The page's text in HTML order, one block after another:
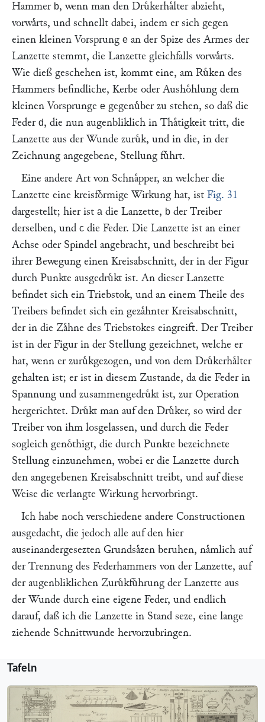
Hammer b, wenn man den Druͤkerhaͤlter abzieht,
vorwaͤrts, und schnellt dabei, indem er sich gegen
einen kleinen Vorsprung e an der Spize des Armes der
Lanzette stemmt, die Lanzette gleichfalls vorwaͤrts.
Wie dieß geschehen ist, kommt eine, am Ruͤken des
Hammers befindliche, Kerbe oder Aushoͤhlung dem
kleinen Vorsprunge e gegenuͤber zu stehen, so daß die
Feder d, die nun augenbliklich in Thaͤtigkeit tritt, die
Lanzette aus der Wunde zuruͤk, und in die, in der
Zeichnung angegebene, Stellung fuͤhrt.
Eine andere Art von Schnaͤpper, an welcher die
Lanzette eine kreisfoͤrmige Wirkung hat, ist Fig. 31
dargestellt; hier ist a die Lanzette, b der Treiber
derselben, und c die Feder. Die Lanzette ist an einer
Achse oder Spindel angebracht, und beschreibt bei
ihrer Bewegung einen Kreisabschnitt, der in der Figur
durch Punkte ausgedruͤkt ist. An dieser Lanzette
befindet sich ein Triebstok, und an einem Theile des
Treibers befindet sich ein gezaͤhnter Kreisabschnitt,
der in die Zaͤhne des Triebstokes eingreift. Der Treiber
ist in der Figur in der Stellung gezeichnet, welche er
hat, wenn er zuruͤkgezogen, und von dem Druͤkerhaͤlter
gehalten ist; er ist in diesem Zustande, da die Feder in
Spannung und zusammengedruͤkt ist, zur Operation
hergerichtet. Druͤkt man auf den Druͤker, so wird der
Treiber von ihm losgelassen, und durch die Feder
sogleich genoͤthigt, die durch Punkte bezeichnete
Stellung einzunehmen, wobei er die Lanzette durch
den angegebenen Kreisabschnitt treibt, und auf diese
Weise die verlangte Wirkung hervorbringt.
Ich habe noch verschiedene andere Constructionen
ausgedacht, die jedoch alle auf den hier
auseinandergesezten Grundsaͤzen beruhen, naͤmlich auf
der Trennung des Federhammers von der Lanzette, auf
der augenbliklichen Zuruͤkfuͤhrung der Lanzette aus
der Wunde durch eine eigene Feder, und endlich
darauf, daß ich die Lanzette in Stand seze, eine lange
ziehende Schnittwunde hervorzubringen.
Tafeln